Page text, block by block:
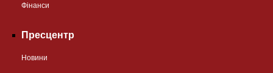
Фінанси
Пресцентр
Новини